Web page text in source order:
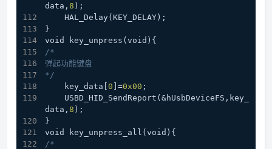
data, 8 );
    HAL_Delay(KEY_DELAY);
}
void key_unpress(void){
/*
弹起功能键盘
*/
    key_data[
0 ]=0x00 ;
data, 8 );
}
void key_unpress_all(void){
/*